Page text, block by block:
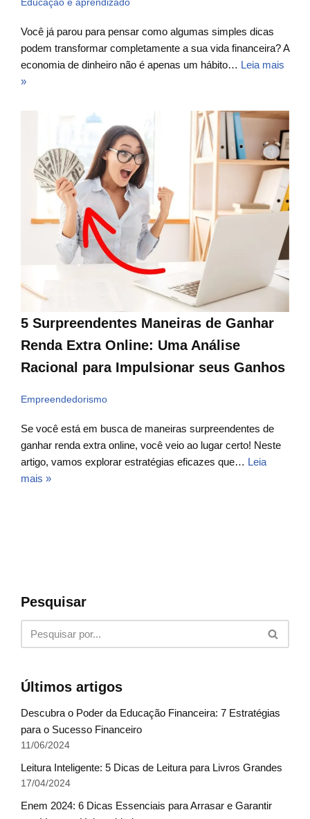
Educação e aprendizado
Você já parou para pensar como algumas simples dicas
podem transformar completamente a sua vida financeira? A
economia de dinheiro não é apenas um hábito… Leia mais
»
5 Surpreendentes Maneiras de Ganhar
Renda Extra Online: Uma Análise
Racional para Impulsionar seus Ganhos
Empreendedorismo
Se você está em busca de maneiras surpreendentes de
ganhar renda extra online, você veio ao lugar certo! Neste
artigo, vamos explorar estratégias eficazes que… Leia
mais »
Pesquisar
Últimos artigos
Descubra o Poder da Educação Financeira: 7 Estratégias
para o Sucesso Financeiro
11/06/2024
Leitura Inteligente: 5 Dicas de Leitura para Livros Grandes
17/04/2024
Enem 2024: 6 Dicas Essenciais para Arrasar e Garantir